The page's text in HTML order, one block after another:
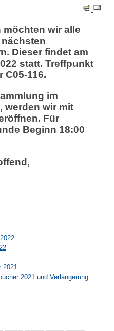
wir alle
Dieser findet am
statt. Treffpunkt
C05-116.
im
werden wir mit
Für
Beginn 18:00
2021
2021 und Verlängerung